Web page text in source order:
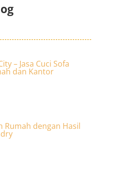
– Jasa Cuci Sofa
dan Kantor
Rumah dengan Hasil